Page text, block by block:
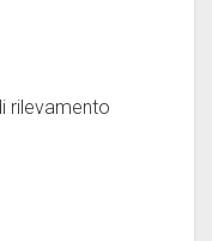
rilevamento